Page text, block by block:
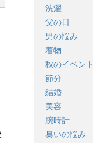
洗濯
父の日
男の悩み
着物
秋のイベント
節分
結婚
美容
腕時計
臭いの悩み